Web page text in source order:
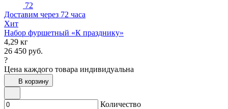
72
Доставим через 72 часа
Хит
Набор фуршетный «К празднику»
4,29 кг
26 450 руб.
?
Цена каждого товара индивидуальна
В корзину
Количество